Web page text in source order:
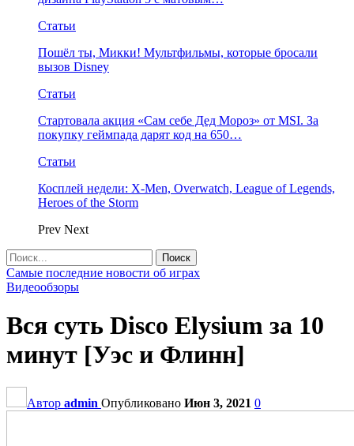
Статьи
Пошёл ты, Микки! Мультфильмы, которые бросали
вызов Disney
Статьи
Стартовала акция «Сам себе Дед Мороз» от MSI. За
покупку геймпада дарят код на 650…
Статьи
Косплей недели: X-Men, Overwatch, League of Legends,
Heroes of the Storm
Prev Next
Самые последние новости об играх
Видеообзоры
Вся суть Disco Elysium за 10
минут [Уэс и Флинн]
Автор admin Опубликовано Июн 3, 2021 0